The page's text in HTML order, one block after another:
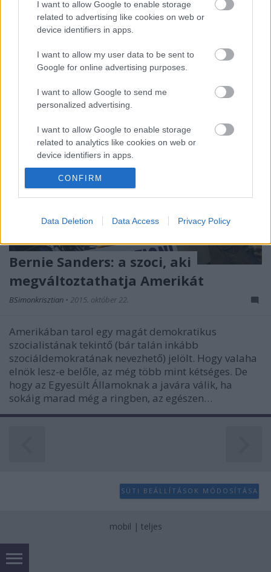
I want to allow Google to enable storage
related to advertising like cookies on web or
device identifiers in apps.
I want to allow my user data to be sent to
Google for online advertising purposes.
I want to allow Google to send me
personalized advertising.
I want to allow Google to enable storage
related to analytics like cookies on web or
device identifiers in apps.
I want to allow Google to enable storage
I want to allow Google to enable storage
related to security, including authentication
functionality and fraud prevention, and other
CONFIRM
Data Deletion Data Access Privacy Policy
áll egy ujjongó tömeg előtti színpadon és szidja
Donald Trumpot. Az egyiküket már jól ismeri a hazai
közönség is: Hillary Clinton, demokrata elnökjelölt
volt, aki a legutóbbi felmérésátlagok szerint…
Bernie Sanders: a szoci, aki
megváltoztathatja Amerikát
BSimonkrisztian • 2015. október 22.
Amerikában tarol egy magát demokratikus
szocialistának tekintő (bár talán inkább
szociáldemokratának nevezhető) jelölt. Hogy valaha
elnök lesz-e belőle, az még több mint kétséges. De
hogy az Egyesült Államoknak a javára válik, ha
sokáig marad még a ringben, az egészen…
SÜTI BEÁLLÍTÁSOK MÓDOSÍTÁSA
mobil | teljes